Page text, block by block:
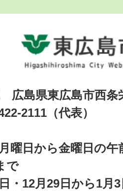
広島県東広島市西
2111（代表）
曜日から金曜日の午
で
日・12月29日から1月